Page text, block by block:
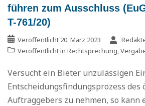
führen zum Ausschluss
T-761/20)
Veröffentlicht 20. März 2023
Veröffentlicht in Rechtsprechung,
Versucht ein Bieter unzulässigen
Entscheidungsfindungsprozess des
Auftraggebers zu nehmen, so kann